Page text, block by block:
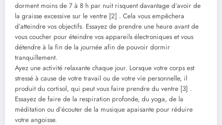
dorment moins de 7 à 8 h par nuit risquent davantage d’avoir de
la graisse excessive sur le ventre [2] . Cela vous empêchera
d’atteindre vos objectifs. Essayez de prendre une heure avant de
vous coucher pour éteindre vos appareils électroniques et vous
détendre à la fin de la journée afin de pouvoir dormir
tranquillement.
Ayez une activité relaxante chaque jour. Lorsque votre corps est
stressé à cause de votre travail ou de votre vie personnelle, il
produit du cortisol, qui peut vous faire prendre du ventre [3] .
Essayez de faire de la respiration profonde, du yoga, de la
méditation ou d’écouter de la musique apaisante pour réduire
votre angoisse.